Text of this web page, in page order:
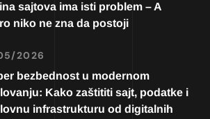
sajtova ima isti problem – A
niko ne zna da postoji
2026
bezbednost u modernom
Kako zaštititi sajt, podatke i
infrastrukturu od digitalnih